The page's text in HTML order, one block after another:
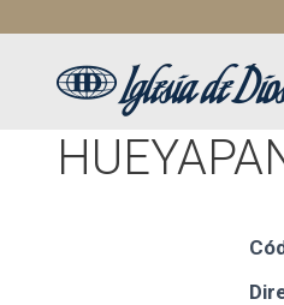
contenido